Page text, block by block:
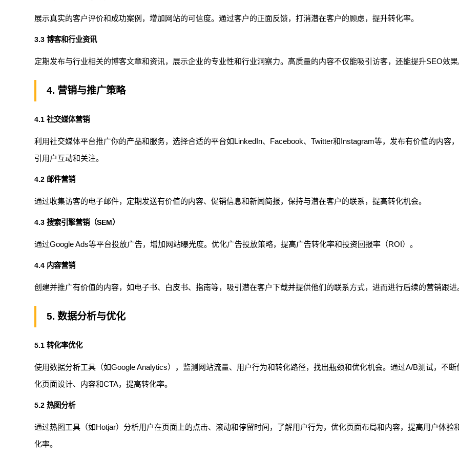
展示真实的客户评价和成功案例，增加网站的可信度。通过客户的正面反馈，打消潜在客户的顾虑，提升转化率。
3.3 博客和行业资讯
定期发布与行业相关的博客文章和资讯，展示企业的专业性和行业洞察力。高质量的内容不仅能吸引访客，还能提升SEO效
4. 营销与推广策略
4.1 社交媒体营销
利用社交媒体平台推广你的产品和服务，选择合适的平台如LinkedIn、Facebook、Twitter和Instagram等，发布有价值的内容
引用户互动和关注。
4.2 邮件营销
通过收集访客的电子邮件，定期发送有价值的内容、促销信息和新闻简报，保持与潜在客户的联系，提高转化机会。
4.3 搜索引擎营销（SEM）
通过Google Ads等平台投放广告，增加网站曝光度。优化广告投放策略，提高广告转化率和投资回报率（ROI）。
4.4 内容营销
创建并推广有价值的内容，如电子书、白皮书、指南等，吸引潜在客户下载并提供他们的联系方式，进而进行后续的营销跟进
5. 数据分析与优化
5.1 转化率优化
使用数据分析工具（如Google Analytics），监测网站流量、用户行为和转化路径，找出瓶颈和优化机会。通过A/B测试，不断
化页面设计、内容和CTA，提高转化率。
5.2 热图分析
通过热图工具（如Hotjar）分析用户在页面上的点击、滚动和停留时间，了解用户行为，优化页面布局和内容，提高用户体验
化率。